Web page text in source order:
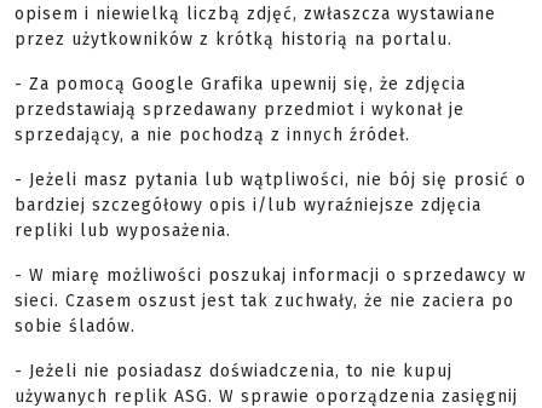
opisem i niewielką liczbą zdjęć, zwłaszcza wystawiane
przez użytkowników z krótką historią na portalu.
- Za pomocą Google Grafika upewnij się, że zdjęcia
przedstawiają sprzedawany przedmiot i wykonał je
sprzedający, a nie pochodzą z innych źródeł.
- Jeżeli masz pytania lub wątpliwości, nie bój się prosić o
bardziej szczegółowy opis i/lub wyraźniejsze zdjęcia
repliki lub wyposażenia.
- W miarę możliwości poszukaj informacji o sprzedawcy w
sieci. Czasem oszust jest tak zuchwały, że nie zaciera po
sobie śladów.
- Jeżeli nie posiadasz doświadczenia, to nie kupuj
używanych replik ASG. W sprawie oporządzenia zasięgnij